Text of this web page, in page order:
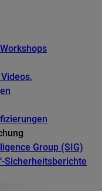
Group (SIG)
Sicherheitsberichte